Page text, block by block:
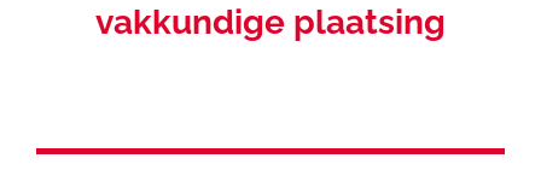
vakkundige plaatsing